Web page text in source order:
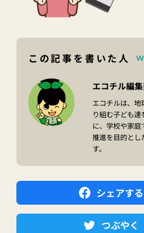
この記事を書いた人
エコチル編
エコチルは、
り組む子ども
に、学校や家庭
推進を目的とし
す。
シェアする
つぶやく